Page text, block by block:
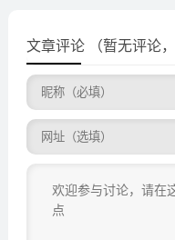
文章评论 （暂无评论，